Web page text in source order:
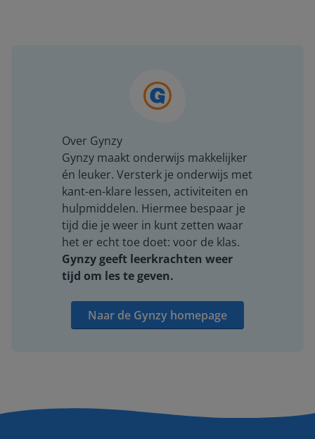
Over Gynzy
Gynzy maakt onderwijs makkelijker
én leuker. Versterk je onderwijs met
kant-en-klare lessen, activiteiten en
hulpmiddelen. Hiermee bespaar je
tijd die je weer in kunt zetten waar
het er echt toe doet: voor de klas.
Gynzy geeft leerkrachten weer
tijd om les te geven.
Naar de Gynzy homepage